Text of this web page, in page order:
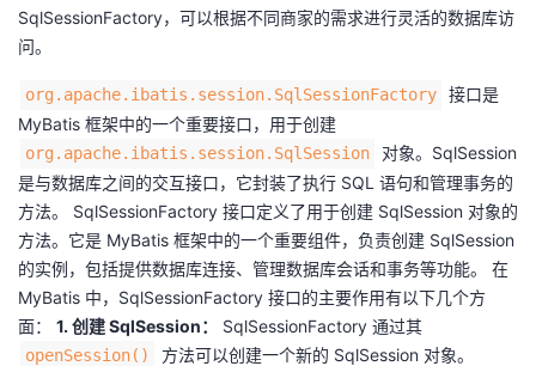
SqlSessionFactory，可以根据不同商家的需求进行灵活的数据库访
问。
​org.apache.ibatis.session.SqlSessionFactory​
​​ 接口是
MyBatis 框架中的一个重要接口，用于创建 ​
​org.apache.ibatis.session.SqlSession​
​ 对象。SqlSession
是与数据库之间的交互接口，它封装了执行 SQL 语句和管理事务的
方法。 SqlSessionFactory 接口定义了用于创建 SqlSession 对象的
方法。它是 MyBatis 框架中的一个重要组件，负责创建 SqlSession
的实例，包括提供数据库连接、管理数据库会话和事务等功能。 在
MyBatis 中，SqlSessionFactory 接口的主要作用有以下几个方
面： 1. 创建 SqlSession： SqlSessionFactory 通过其 ​
​openSession()​ ​ 方法可以创建一个新的 SqlSession 对象。